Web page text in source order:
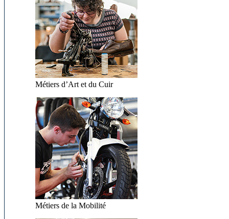
Métiers d’Art et du Cuir
Métiers de la Mobilité